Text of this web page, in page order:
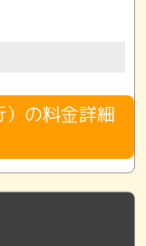
の料金詳細